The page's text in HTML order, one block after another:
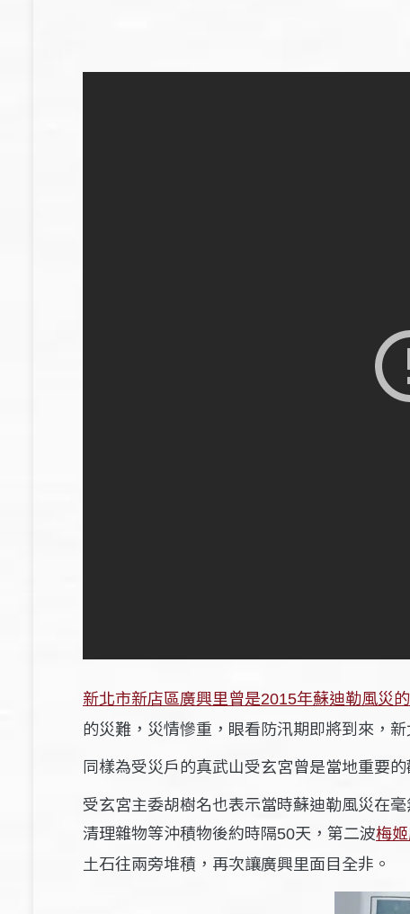
新北市新店區廣興里曾是2015年蘇迪勒風災
的災難，災情慘重，眼看防汛期即將到來，
同樣為受災戶的真武山受玄宮曾是當地重要的
受玄宮主委胡樹名也表示當時蘇迪勒風災在
清理雜物等沖積物後約時隔50天，第二波梅
土石往兩旁堆積，再次讓廣興里面目全非。